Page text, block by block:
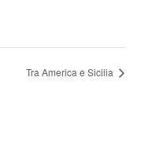
Tra America e Sicilia